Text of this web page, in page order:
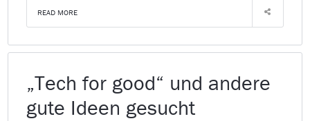
READ MORE
„Tech for good“ und andere
gute Ideen gesucht